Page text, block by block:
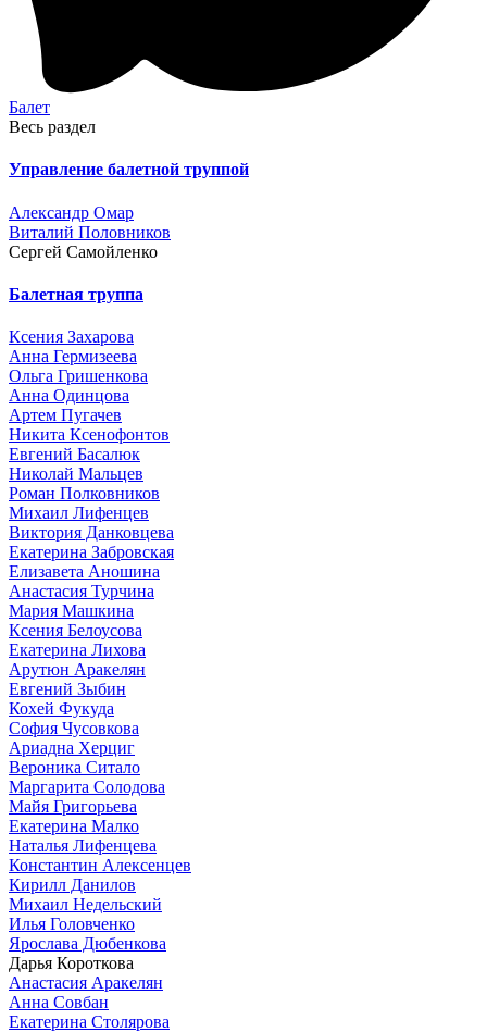
Балет
Весь раздел
Управление балетной труппой
Александр Омар
Виталий Половников
Сергей Самойленко
Балетная труппа
Ксения Захарова
Анна Гермизеева
Ольга Гришенкова
Анна Одинцова
Артем Пугачев
Никита Ксенофонтов
Евгений Басалюк
Николай Мальцев
Роман Полковников
Михаил Лифенцев
Виктория Данковцева
Екатерина Забровская
Елизавета Аношина
Анастасия Турчина
Мария Машкина
Ксения Белоусова
Екатерина Лихова
Арутюн Аракелян
Евгений Зыбин
Кохей Фукуда
София Чусовкова
Ариадна Херциг
Вероника Ситало
Маргарита Солодова
Майя Григорьева
Екатерина Малко
Наталья Лифенцева
Константин Алексенцев
Кирилл Данилов
Михаил Недельский
Илья Головченко
Ярослава Дюбенкова
Дарья Короткова
Анастасия Аракелян
Анна Совбан
Екатерина Столярова